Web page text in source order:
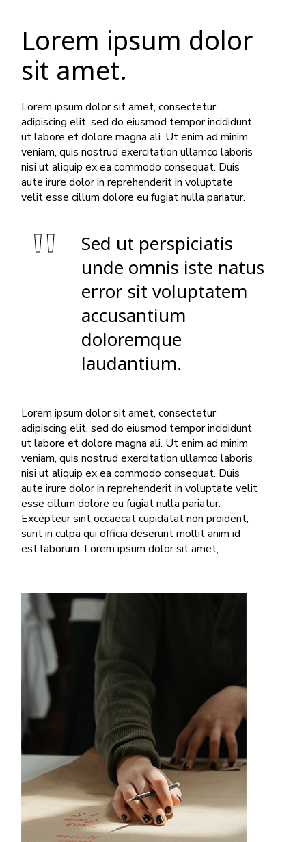
Lorem ipsum dolor
sit amet.
Lorem ipsum dolor sit amet, consectetur
adipiscing elit, sed do eiusmod tempor incididunt
ut labore et dolore magna ali. Ut enim ad minim
veniam, quis nostrud exercitation ullamco laboris
nisi ut aliquip ex ea commodo consequat. Duis
aute irure dolor in reprehenderit in voluptate
velit esse cillum dolore eu fugiat nulla pariatur.
Sed ut perspiciatis
unde omnis iste natus
error sit voluptatem
accusantium
doloremque
laudantium.
Lorem ipsum dolor sit amet, consectetur
adipiscing elit, sed do eiusmod tempor incididunt
ut labore et dolore magna ali. Ut enim ad minim
veniam, quis nostrud exercitation ullamco laboris
nisi ut aliquip ex ea commodo consequat. Duis
aute irure dolor in reprehenderit in voluptate velit
esse cillum dolore eu fugiat nulla pariatur.
Excepteur sint occaecat cupidatat non proident,
sunt in culpa qui officia deserunt mollit anim id
est laborum. Lorem ipsum dolor sit amet,